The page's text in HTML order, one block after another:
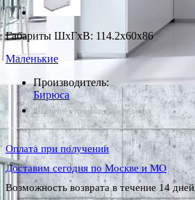
Габариты ШxГxВ: 114.2x60x86
Маленькие
Производитель:
Бирюса
*Наличие уточняйте у менеджера
Оплата при получении
Доставим сегодня по Москве и МО
Возможность возврата в течение 14 дней